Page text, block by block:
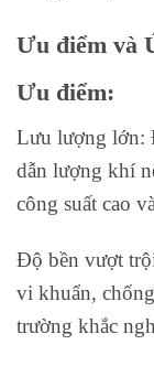
Ưu điểm và
Ưu điểm:
Lưu lượng lớn:
dẫn lượng khí
công suất cao
Độ bền vượt
vi khuẩn,
trường khắc